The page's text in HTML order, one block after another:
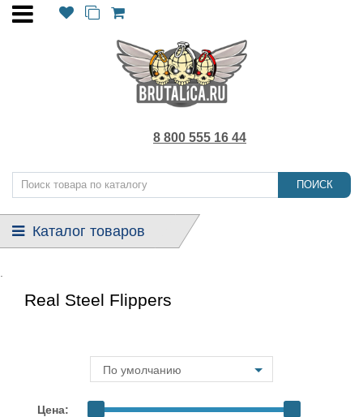
8 800 555 16 44
ПОИСК
Каталог товаров
Real Steel Flippers
По умолчанию
Цена: